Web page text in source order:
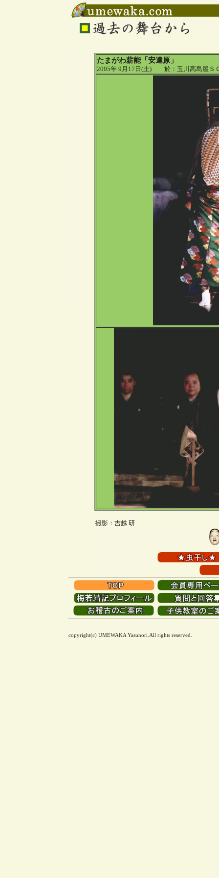
たまがわ薪能「安達原」
2005年 9月17日(土) 於：玉川高島屋Ｓ
撮影：吉越 研
copyright(c) UMEWAKA Yasunori.All rights reserved.